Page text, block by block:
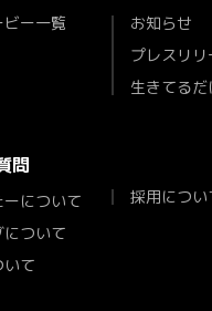
ー一覧
お知らせ
プレスリリ
生きてる
問
について
ついて
いて
採用につい